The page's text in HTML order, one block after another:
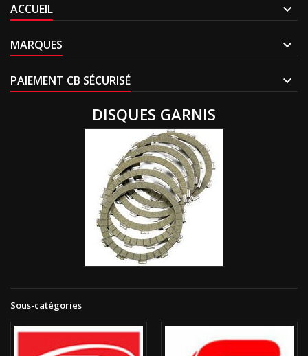
ACCUEIL
MARQUES
PAIEMENT CB SÉCURISÉ
DISQUES GARNIS
Sous-catégories